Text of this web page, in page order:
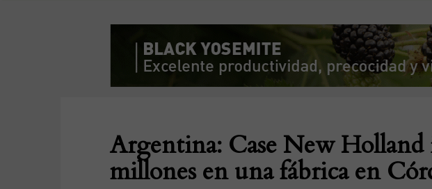
Argentina: Case New
millones en una fábrica en